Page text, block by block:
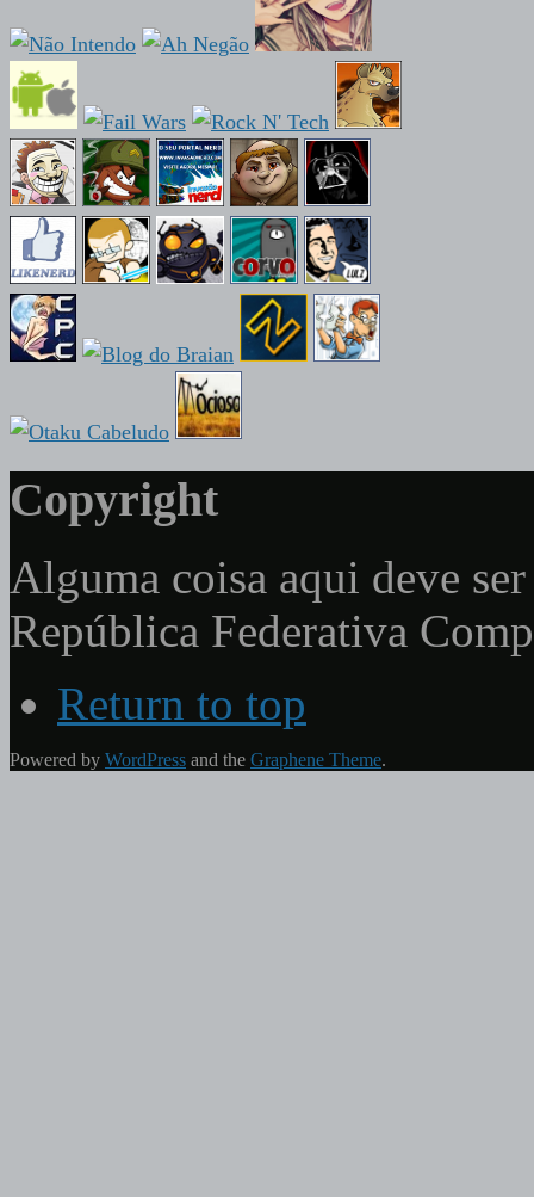
Copyright
Alguma coisa aqui deve
República Federativa
Return to top
Powered by WordPress and the Graphene Theme.